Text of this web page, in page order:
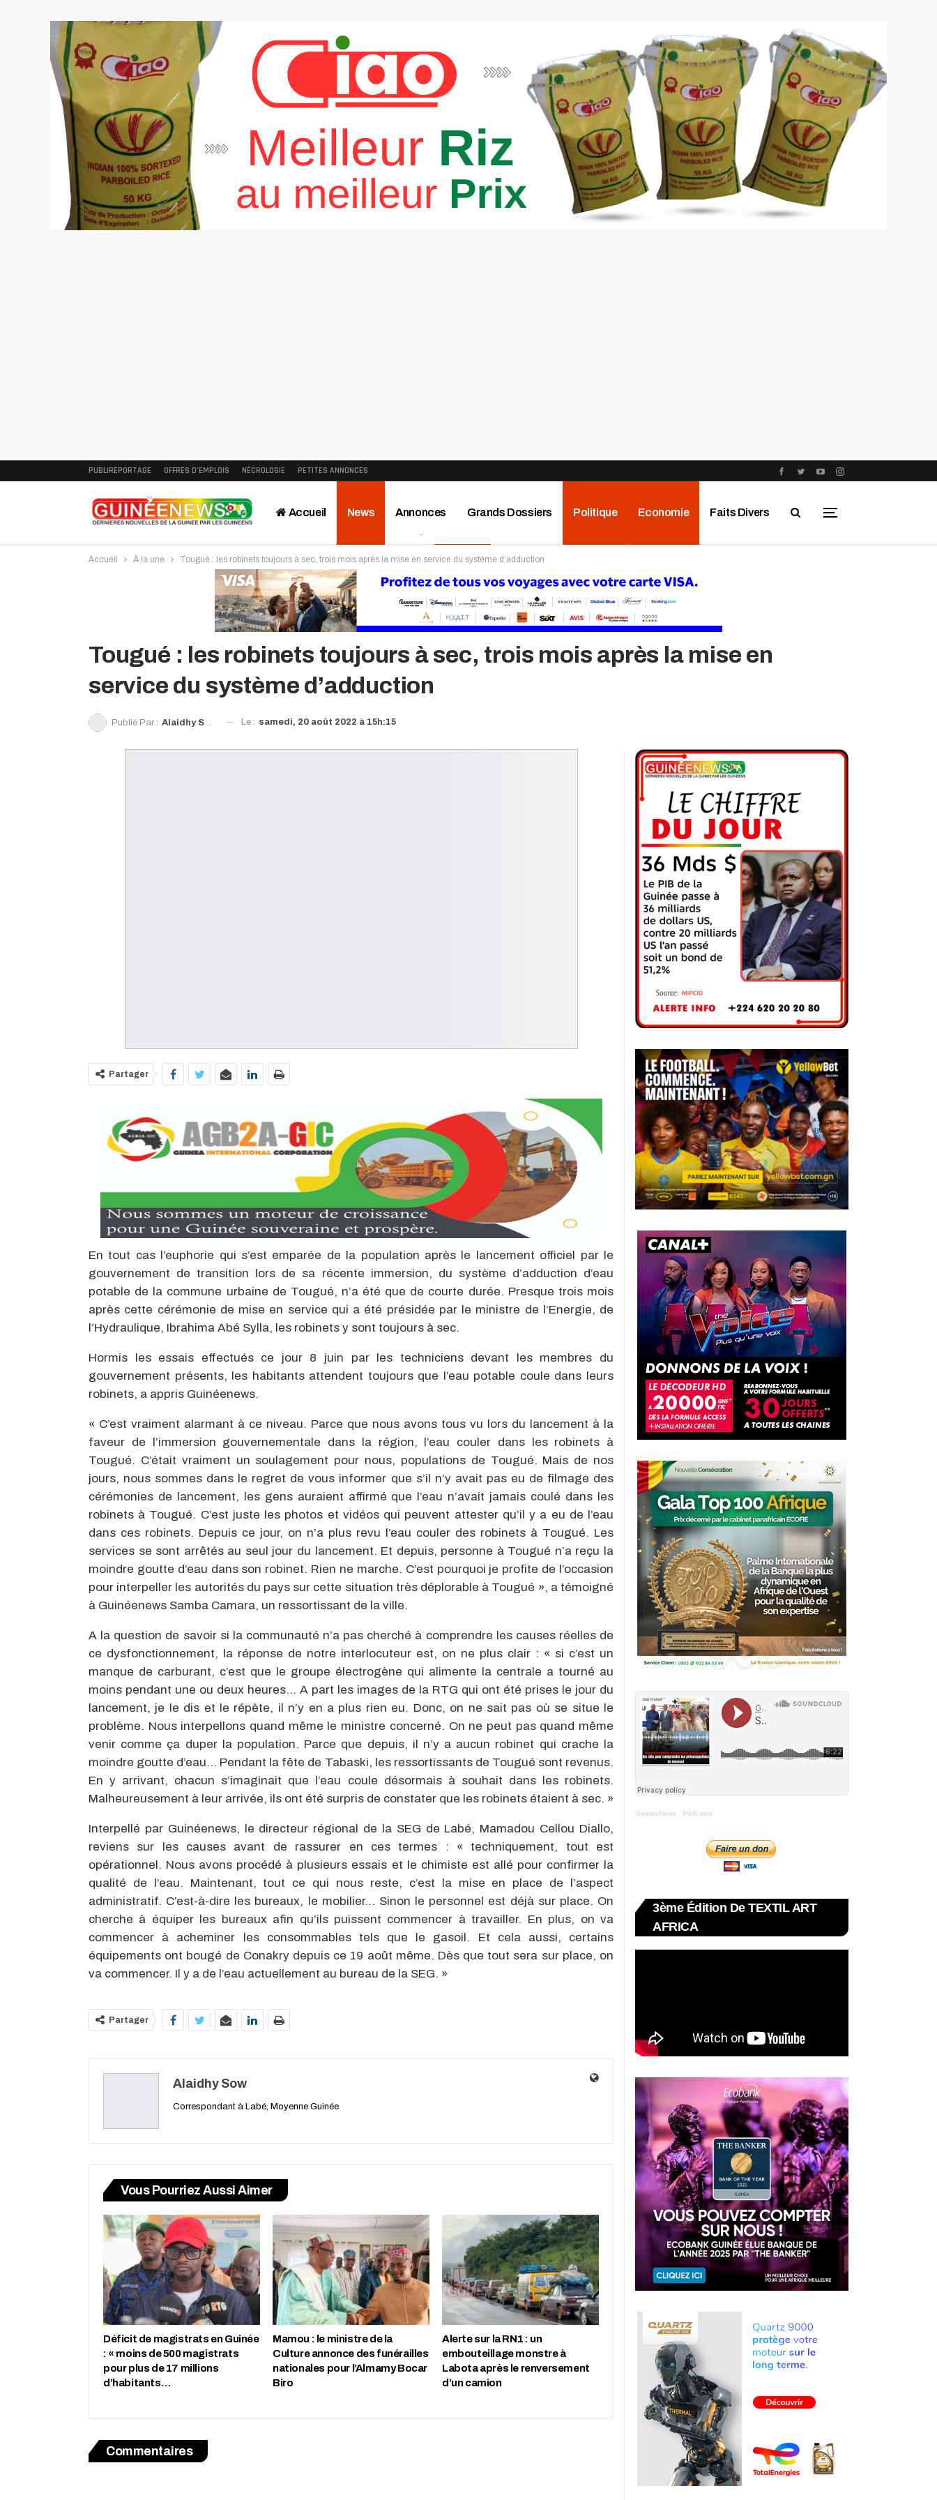
PUBLIREPORTAGE OFFRES D’EMPLOIS NÉCROLOGIE PETITES ANNONCES
Accueil News Annonces Grands Dossiers Politique Economie Faits Divers
Interviews Publireportage Région
Accueil À la une Tougué : les robinets toujours à sec, trois mois après la mise en service du système d’adduction
Tougué : les robinets toujours à sec, trois mois après la mise en
service du système d’adduction
Publié Par : Alaidhy Sow Le : samedi, 20 août 2022 à 15h:15
Partager
En tout cas l’euphorie qui s’est emparée de la population après le lancement officiel par le
gouvernement de transition lors de sa récente immersion, du système d’adduction d’eau
potable de la commune urbaine de Tougué, n’a été que de courte durée. Presque trois mois
après cette cérémonie de mise en service qui a été présidée par le ministre de l’Energie, de
l’Hydraulique, Ibrahima Abé Sylla, les robinets y sont toujours à sec.
Hormis les essais effectués ce jour 8 juin par les techniciens devant les membres du
gouvernement présents, les habitants attendent toujours que l’eau potable coule dans leurs
robinets, a appris Guinéenews.
« C’est vraiment alarmant à ce niveau. Parce que nous avons tous vu lors du lancement à la
faveur de l’immersion gouvernementale dans la région, l’eau couler dans les robinets à
Tougué. C’était vraiment un soulagement pour nous, populations de Tougué. Mais de nos
jours, nous sommes dans le regret de vous informer que s’il n’y avait pas eu de filmage des
cérémonies de lancement, les gens auraient affirmé que l’eau n’avait jamais coulé dans les
robinets à Tougué. C’est juste les photos et vidéos qui peuvent attester qu’il y a eu de l’eau
dans ces robinets. Depuis ce jour, on n’a plus revu l’eau couler des robinets à Tougué. Les
services se sont arrêtés au seul jour du lancement. Et depuis, personne à Tougué n’a reçu la
moindre goutte d’eau dans son robinet. Rien ne marche. C’est pourquoi je profite de l’occasion
pour interpeller les autorités du pays sur cette situation très déplorable à Tougué », a témoigné
à Guinéenews Samba Camara, un ressortissant de la ville.
A la question de savoir si la communauté n’a pas cherché à comprendre les causes réelles de
ce dysfonctionnement, la réponse de notre interlocuteur est, on ne plus clair : « si c’est un
manque de carburant, c’est que le groupe électrogène qui alimente la centrale a tourné au
moins pendant une ou deux heures… A part les images de la RTG qui ont été prises le jour du
lancement, je le dis et le répète, il n’y en a plus rien eu. Donc, on ne sait pas où se situe le
problème. Nous interpellons quand même le ministre concerné. On ne peut pas quand même
venir comme ça duper la population. Parce que depuis, il n’y a aucun robinet qui crache la
moindre goutte d’eau… Pendant la fête de Tabaski, les ressortissants de Tougué sont revenus.
En y arrivant, chacun s’imaginait que l’eau coule désormais à souhait dans les robinets.
Malheureusement à leur arrivée, ils ont été surpris de constater que les robinets étaient à sec. »
Interpellé par Guinéenews, le directeur régional de la SEG de Labé, Mamadou Cellou Diallo,
reviens sur les causes avant de rassurer en ces termes : « techniquement, tout est
opérationnel. Nous avons procédé à plusieurs essais et le chimiste est allé pour confirmer la
qualité de l’eau. Maintenant, tout ce qui nous reste, c’est la mise en place de l’aspect
administratif. C’est-à-dire les bureaux, le mobilier… Sinon le personnel est déjà sur place. On
cherche à équiper les bureaux afin qu’ils puissent commencer à travailler. En plus, on va
commencer à acheminer les consommables tels que le gasoil. Et cela aussi, certains
équipements ont bougé de Conakry depuis ce 19 août même. Dès que tout sera sur place, on
va commencer. Il y a de l’eau actuellement au bureau de la SEG. »
Partager
Alaidhy Sow
Correspondant à Labé, Moyenne Guinée
Vous Pourriez Aussi Aimer
Déficit de magistrats en Guinée
: « moins de 500 magistrats
pour plus de 17 millions
d’habitants…
Mamou : le ministre de la
Culture annonce des funérailles
nationales pour l’Almamy Bocar
Biro
Alerte sur la RN1 : un
embouteillage monstre à
Labota après le renversement
d’un camion
Commentaires
GuineeNews · Podcasts
3ème Édition De TEXTIL ART
AFRICA